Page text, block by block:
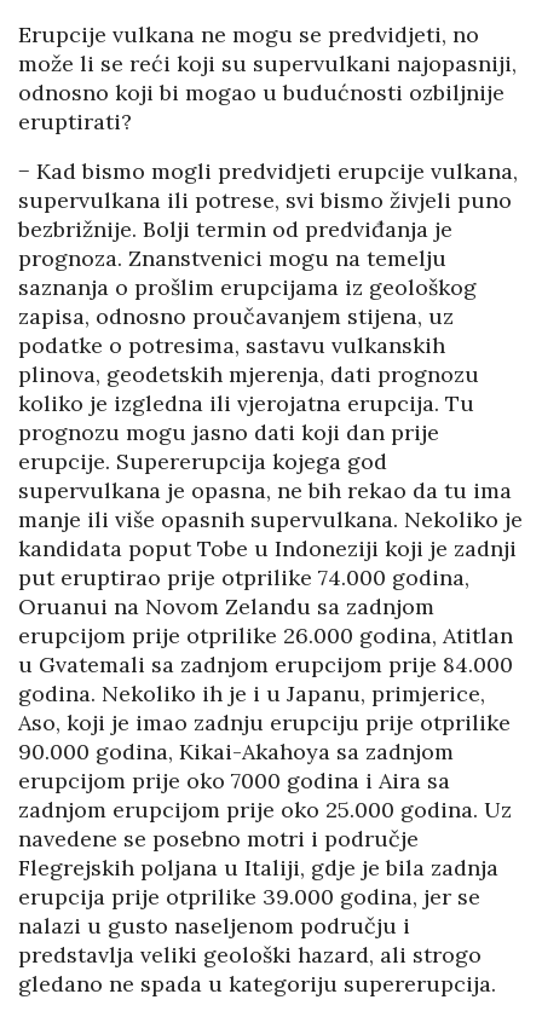
Erupcije vulkana ne mogu se predvidjeti, no
može li se reći koji su supervulkani najopasniji,
odnosno koji bi mogao u budućnosti ozbiljnije
eruptirati?
− Kad bismo mogli predvidjeti erupcije vulkana,
supervulkana ili potrese, svi bismo živjeli puno
bezbrižnije. Bolji termin od predviđanja je
prognoza. Znanstvenici mogu na temelju
saznanja o prošlim erupcijama iz geološkog
zapisa, odnosno proučavanjem stijena, uz
podatke o potresima, sastavu vulkanskih
plinova, geodetskih mjerenja, dati prognozu
koliko je izgledna ili vjerojatna erupcija. Tu
prognozu mogu jasno dati koji dan prije
erupcije. Supererupcija kojega god
supervulkana je opasna, ne bih rekao da tu ima
manje ili više opasnih supervulkana. Nekoliko je
kandidata poput Tobe u Indoneziji koji je zadnji
put eruptirao prije otprilike 74.000 godina,
Oruanui na Novom Zelandu sa zadnjom
erupcijom prije otprilike 26.000 godina, Atitlan
u Gvatemali sa zadnjom erupcijom prije 84.000
godina. Nekoliko ih je i u Japanu, primjerice,
Aso, koji je imao zadnju erupciju prije otprilike
90.000 godina, Kikai-Akahoya sa zadnjom
erupcijom prije oko 7000 godina i Aira sa
zadnjom erupcijom prije oko 25.000 godina. Uz
navedene se posebno motri i područje
Flegrejskih poljana u Italiji, gdje je bila zadnja
erupcija prije otprilike 39.000 godina, jer se
nalazi u gusto naseljenom području i
predstavlja veliki geološki hazard, ali strogo
gledano ne spada u kategoriju supererupcija.